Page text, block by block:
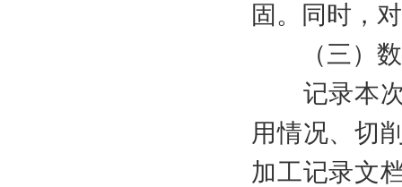
固。同时，
（三）数
记录本次
用情况、切
加工记录文